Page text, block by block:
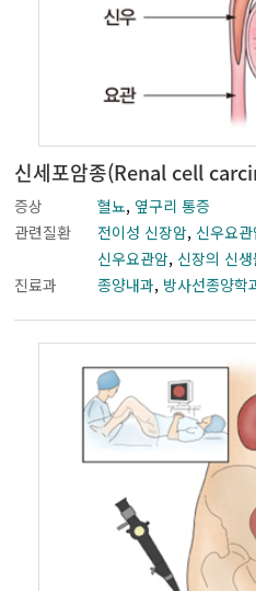
신세포암종(Renal cell
증상 혈뇨, 옆구리 통증
관련질환
전이성 신장암, 신우요
신우요관암, 신장의 신
진료과
종양내과, 방사선종양학